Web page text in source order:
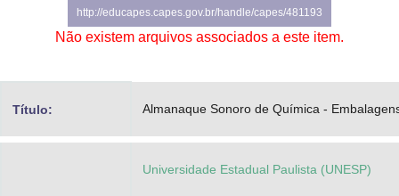
Advocacia-Geral da União
Banco Central do Brasil
http://educapes.capes.gov.br/handle/capes/481193
Não existem arquivos associados a este item.
Título: Almanaque Sonoro de Química -
Universidade Estadual Paulista (UNESP)